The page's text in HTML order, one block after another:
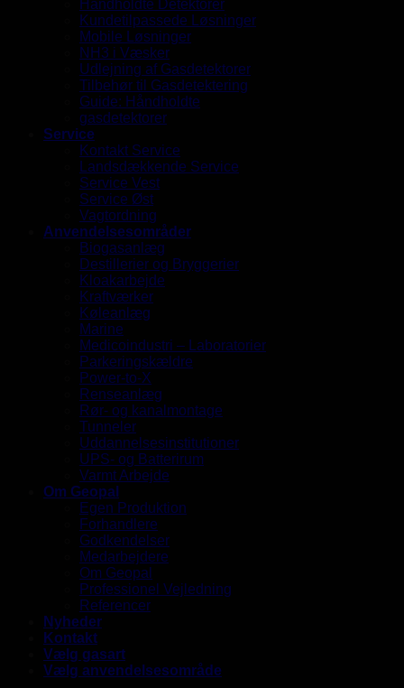
Håndholdte Detektorer
Kundetilpassede Løsninger
Mobile Løsninger
NH3 i Væsker
Udlejning af Gasdetektorer
Tilbehør til Gasdetektering
Guide: Håndholdte
gasdetektorer
Service
Kontakt Service
Landsdækkende Service
Service Vest
Service Øst
Vagtordning
Anvendelsesområder
Biogasanlæg
Destillerier og Bryggerier
Kloakarbejde
Kraftværker
Køleanlæg
Marine
Medicoindustri – Laboratorier
Parkeringskældre
Power-to-X
Renseanlæg
Rør- og kanalmontage
Tunneler
Uddannelsesinstitutioner
UPS- og Batterirum
Varmt Arbejde
Om Geopal
Egen Produktion
Forhandlere
Godkendelser
Medarbejdere
Om Geopal
Professionel Vejledning
Referencer
Nyheder
Kontakt
Vælg gasart
Vælg anvendelsesområde